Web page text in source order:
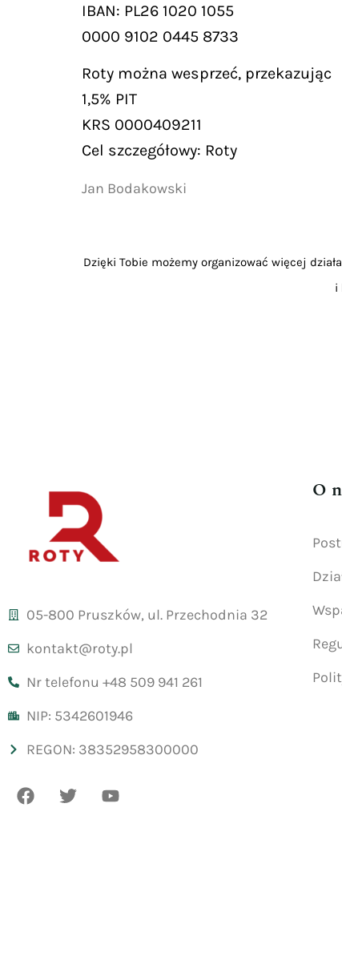
IBAN: PL26 1020 1055
0000 9102 0445 8733
Roty można wesprzeć, przekazując
1,5% PIT
KRS 0000409211
Cel szczegółowy: Roty
Jan Bodakowski
Dzięki Tobie możemy organizować więcej
i
05-800 Pruszków, ul. Przechodnia 32
kontakt@roty.pl
Nr telefonu +48 509 941 261
NIP: 5342601946
REGON: 38352958300000
O